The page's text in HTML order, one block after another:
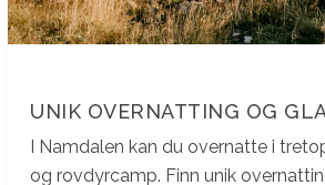
UNIK OVERNATTING OG
I Namdalen kan du overnatte i
og rovdyrcamp. Finn unik